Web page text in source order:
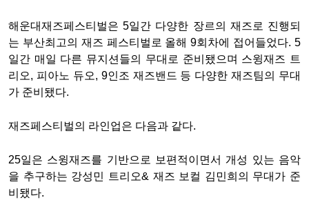
해운대재즈페스티벌은 5일간 다양한 장르의 재즈로 진행되
는 부산최고의 재즈 페스티벌로 올해 9회차에 접어들었다. 5
일간 매일 다른 뮤지션들의 무대로 준비됐으며 스윙재즈 트
리오, 피아노 듀오, 9인조 재즈밴드 등 다양한 재즈팀의 무대
가 준비됐다.
재즈페스티벌의 라인업은 다음과 같다.
25일은 스윙재즈를 기반으로 보편적이면서 개성 있는 음악
을 추구하는 강성민 트리오& 재즈 보컬 김민희의 무대가 준
비됐다.